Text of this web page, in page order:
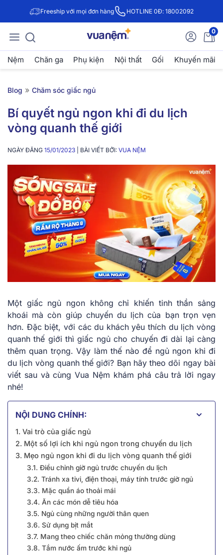
Freeship với mọi đơn hàng HOTLINE 0Đ: 18002092
0
Nệm Chăn ga Phụ kiện Nội thất Gối Khuyến mãi
Blog » Chăm sóc giấc ngủ
Bí quyết ngủ ngon khi đi du lịch
vòng quanh thế giới
NGÀY ĐĂNG 15/01/2023 | BÀI VIẾT BỞI: VUA NỆM
Một giấc ngủ ngon không chỉ khiến tinh thần sảng
khoái mà còn giúp chuyến du lịch của bạn trọn vẹn
hơn. Đặc biệt, với các du khách yêu thích du lịch vòng
quanh thế giới thì giấc ngủ cho chuyến đi dài lại càng
thêm quan trọng. Vậy làm thế nào để ngủ ngon khi đi
du lịch vòng quanh thế giới? Bạn hãy theo dõi ngay bài
viết sau và cùng Vua Nệm khám phá câu trả lời ngay
nhé!
NỘI DUNG CHÍNH:
1. Vai trò của giấc ngủ
2. Một số lợi ích khi ngủ ngon trong chuyến du lịch
3. Mẹo ngủ ngon khi đi du lịch vòng quanh thế giới
3.1. Điều chỉnh giờ ngủ trước chuyến du lịch
3.2. Tránh xa tivi, điện thoại, máy tính trước giờ ngủ
3.3. Mặc quần áo thoải mái
3.4. Ăn các món dễ tiêu hóa
3.5. Ngủ cùng những người thân quen
3.6. Sử dụng bịt mắt
3.7. Mang theo chiếc chăn mỏng thường dùng
3.8. Tắm nước ấm trước khi ngủ